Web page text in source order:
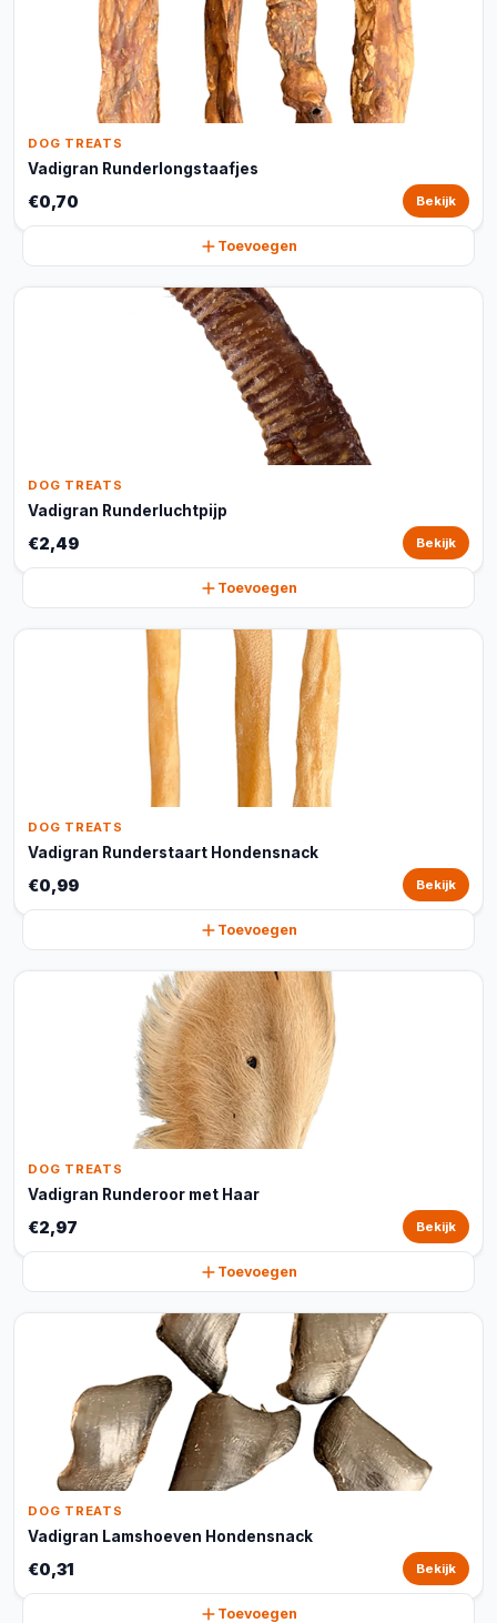
DOG TREATS
Vadigran Runderlongstaafjes
€0,70 Bekijk
Toevoegen
DOG TREATS
Vadigran Runderluchtpijp
€2,49 Bekijk
Toevoegen
DOG TREATS
Vadigran Runderstaart Hondensnack
€0,99 Bekijk
Toevoegen
DOG TREATS
Vadigran Runderoor met Haar
€2,97 Bekijk
Toevoegen
DOG TREATS
Vadigran Lamshoeven Hondensnack
€0,31 Bekijk
Toevoegen